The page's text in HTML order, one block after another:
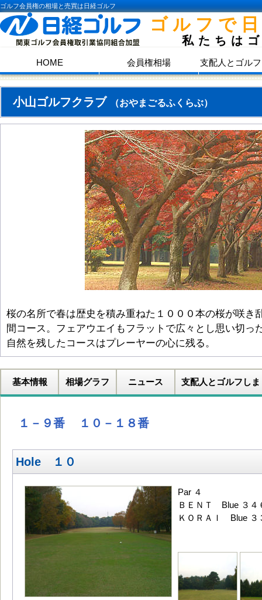
ゴルフ会員権の相場と売買は日経ゴルフ
ゴルフで
私たちは
HOME 会員権相場 支配人とゴル
小山ゴルフクラブ （おやまごるふくらぶ）
桜の名所で春は歴史を積み重ねた１０００本の桜が咲き
間コース。フェアウエイもフラットで広々とし思い切
自然を残したコースはプレーヤーの心に残る。
基本情報 相場グラフ ニュース 支配人とゴルフしま
１－９番 １０－１８番
Hole １０
Par ４
ＢＥＮＴ Blue ３
ＫＯＲＡＩ Blue